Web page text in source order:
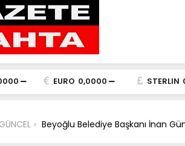
EURO 0,0000 STERLIN
GÜNCEL Beyoğlu Belediye Başkanı İnan